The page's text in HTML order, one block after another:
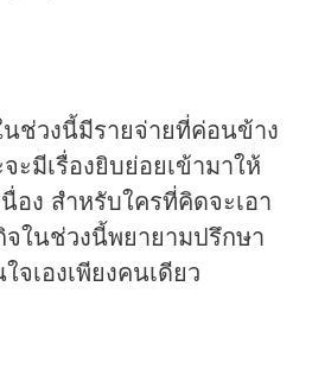
วงนี้มีรายจ่ายที่ค่อนข้าง
ะมีเรื่องยิบย่อยเข้ามาให้
อง สำหรับใครที่คิดจะเอา
ในช่วงนี้พยายามปรึกษา
เองเพียงคนเดียว